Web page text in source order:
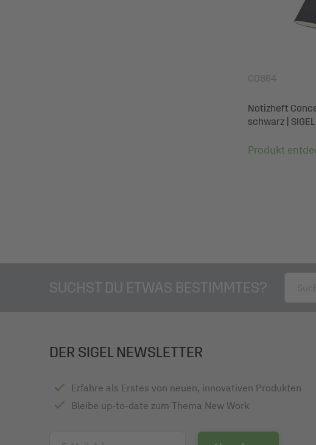
CO864
Notizheft
schwarz | SIGEL
Produkt
SUCHST DU ETWAS BESTIMMTES?
DER SIGEL NEWSLETTER
Erfahre als Erstes von neuen, innovativen Produkten
Bleibe up-to-date zum Thema New Work